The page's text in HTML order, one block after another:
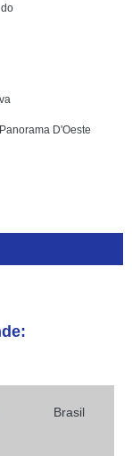
D'Oeste
Brasil